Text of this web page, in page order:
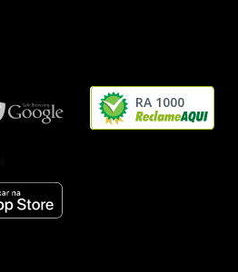
RA 1000